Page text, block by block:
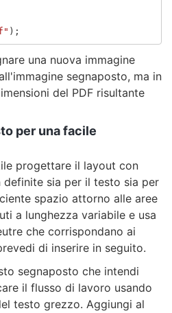
);
una nuova immagine
segnaposto, ma in
del PDF risultante
per una facile
progettare il layout con
sia per il testo sia per
spazio attorno alle aree
a lunghezza variabile e usa
che corrispondano ai
di inserire in seguito.
segnaposto che intendi
il flusso di lavoro usando
testo grezzo. Aggiungi al